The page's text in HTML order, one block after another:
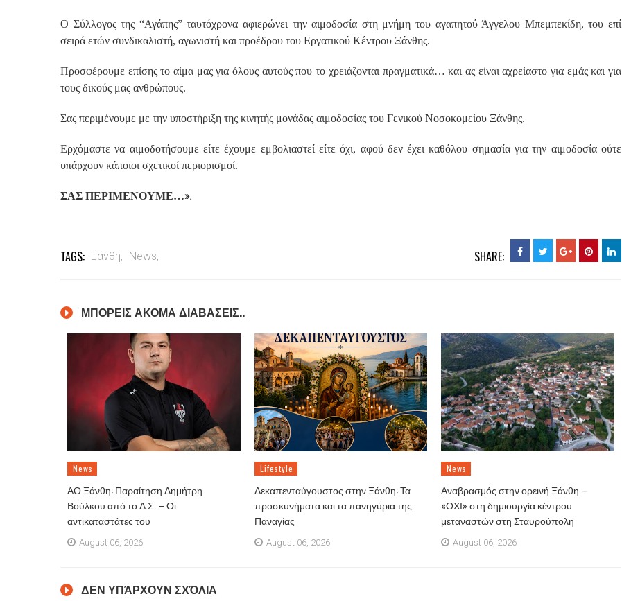
Ο Σύλλογος της “Αγάπης” ταυτόχρονα αφιερώνει την αιμοδοσία στη μνήμη του αγαπητού Άγγελου Μπεμπεκίδη, του επί
σειρά ετών συνδικαλιστή, αγωνιστή και προέδρου του Εργατικού Κέντρου Ξάνθης.
Προσφέρουμε επίσης το αίμα μας για όλους αυτούς που το χρειάζονται πραγματικά… και ας είναι αχρείαστο για εμάς και για
τους δικούς μας ανθρώπους.
Σας περιμένουμε με την υποστήριξη της κινητής μονάδας αιμοδοσίας του Γενικού Νοσοκομείου Ξάνθης.
Ερχόμαστε να αιμοδοτήσουμε είτε έχουμε εμβολιαστεί είτε όχι, αφού δεν έχει καθόλου σημασία για την αιμοδοσία ούτε
υπάρχουν κάποιοι σχετικοί περιορισμοί.
ΣΑΣ ΠΕΡΙΜΕΝΟΥΜΕ…».
TAGS: Ξάνθη, News, SHARE:
ΜΠΟΡΕΙΣ ΑΚΟΜΑ ΔΙΑΒΑΣΕΙΣ..
News
ΑΟ Ξάνθη: Παραίτηση Δημήτρη
Βούλκου από το Δ.Σ. – Οι
αντικαταστάτες του
August 06, 2026
Lifestyle
Δεκαπενταύγουστος στην Ξάνθη: Τα
προσκυνήματα και τα πανηγύρια της
Παναγίας
August 06, 2026
News
Αναβρασμός στην ορεινή Ξάνθη –
«ΟΧΙ» στη δημιουργία κέντρου
μεταναστών στη Σταυρούπολη
August 06, 2026
ΔΕΝ ΥΠΆΡΧΟΥΝ ΣΧΌΛΙΑ